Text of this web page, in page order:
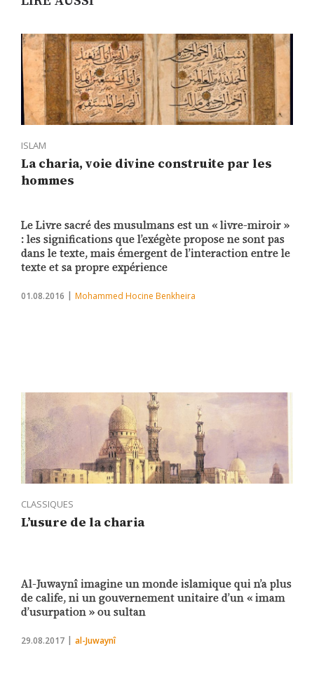
ISLAM
La charia, voie divine construite par les
hommes
Le Livre sacré des musulmans est un « livre-miroir »
: les significations que l’exégète propose ne sont pas
dans le texte, mais émergent de l’interaction entre le
texte et sa propre expérience
01.08.2016 Mohammed Hocine Benkheira
CLASSIQUES
L’usure de la charia
Al-Juwaynî imagine un monde islamique qui n’a plus
de calife, ni un gouvernement unitaire d’un « imam
d’usurpation » ou sultan
29.08.2017 al-Juwaynî